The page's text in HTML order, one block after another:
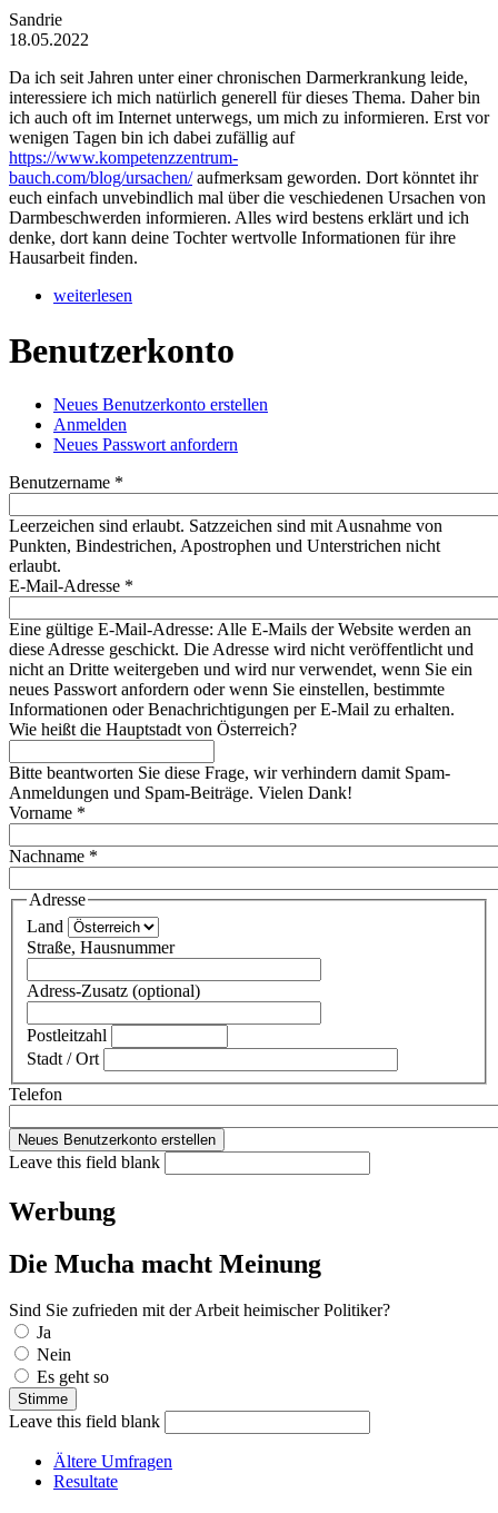
Sandrie
18.05.2022
Da ich seit Jahren unter einer chronischen Darmerkrankung leide,
interessiere ich mich natürlich generell für dieses Thema. Daher bin
ich auch oft im Internet unterwegs, um mich zu informieren. Erst vor
wenigen Tagen bin ich dabei zufällig auf
https://www.kompetenzzentrum-
bauch.com/blog/ursachen/aufmerksam geworden. Dort könntet ihr
euch einfach unvebindlich mal über die veschiedenen Ursachen von
Darmbeschwerden informieren. Alles wird bestens erklärt und ich
denke, dort kann deine Tochter wertvolle Informationen für ihre
Hausarbeit finden.
weiterlesen
Benutzerkonto
Haupt-Reiter
Neues Benutzerkonto erstellen
Anmelden
Neues Passwort anfordern
Benutzername *
Leerzeichen sind erlaubt. Satzzeichen sind mit Ausnahme von
Punkten, Bindestrichen, Apostrophen und Unterstrichen nicht
erlaubt.
E-Mail-Adresse *
Eine gültige E-Mail-Adresse: Alle E-Mails der Website werden an
diese Adresse geschickt. Die Adresse wird nicht veröffentlicht und
nicht an Dritte weitergeben und wird nur verwendet, wenn Sie ein
neues Passwort anfordern oder wenn Sie einstellen, bestimmte
Informationen oder Benachrichtigungen per E-Mail zu erhalten.
Wie heißt die Hauptstadt von Österreich?
Bitte beantworten Sie diese Frage, wir verhindern damit Spam-
Anmeldungen und Spam-Beiträge. Vielen Dank!
Vorname *
Nachname *
Adresse
Land
Straße, Hausnummer
Adress-Zusatz (optional)
Postleitzahl
Stadt / Ort
Telefon
Leave this field blank
Werbung
Die Mucha macht Meinung
Sind Sie zufrieden mit der Arbeit heimischer Politiker?
Auswahlmöglichkeiten
Ja
Nein
Es geht so
Leave this field blank
Ältere Umfragen
Resultate